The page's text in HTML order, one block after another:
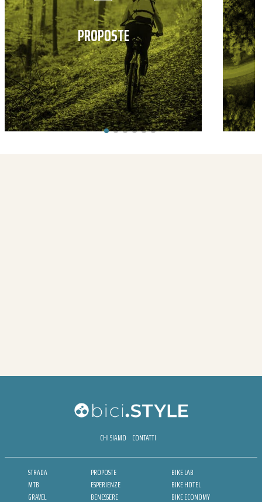
PROPOSTE
CHI SIAMO CONTATTI
STRADA
MTB
GRAVEL
PROPOSTE
ESPERIENZE
BENESSERE
BIKE LAB
BIKE HOTEL
BIKE ECONOMY